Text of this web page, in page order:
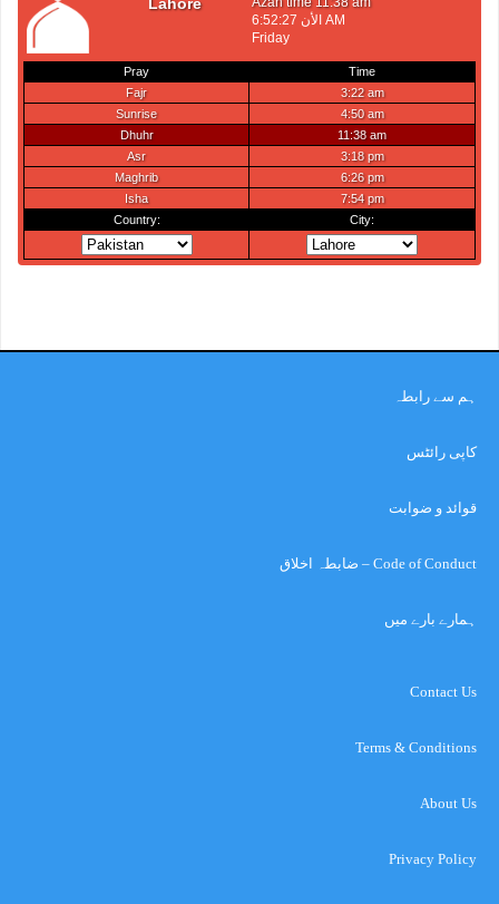
ہم سے رابطہ
کاپی رائٹس
قوائد و ضوابت
Code of Conduct – ضابطہ اخلاق
ہمارے بارے میں
Contact Us
Terms & Conditions
About Us
Privacy Policy